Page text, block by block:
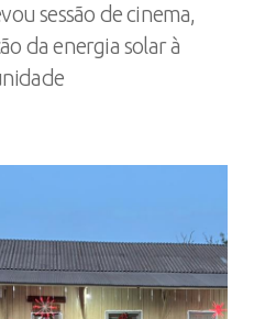
sessão de cinema,
da energia solar à